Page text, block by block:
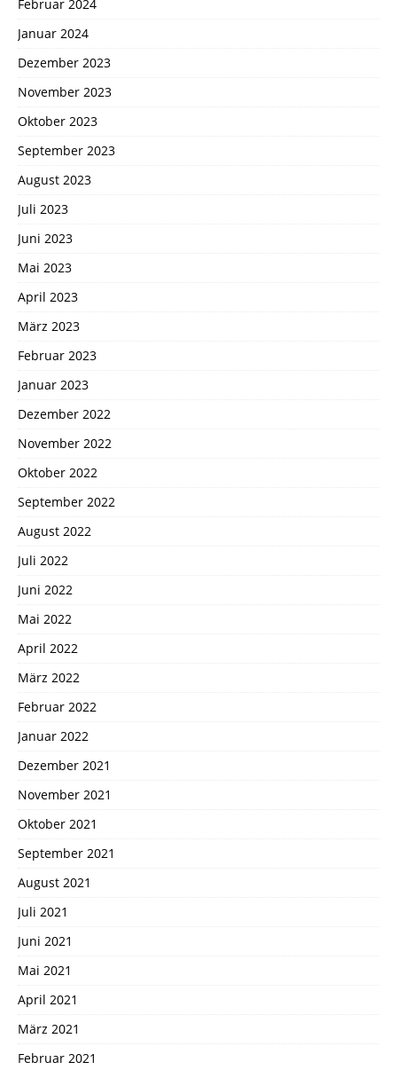
Februar 2024
Januar 2024
Dezember 2023
November 2023
Oktober 2023
September 2023
August 2023
Juli 2023
Juni 2023
Mai 2023
April 2023
März 2023
Februar 2023
Januar 2023
Dezember 2022
November 2022
Oktober 2022
September 2022
August 2022
Juli 2022
Juni 2022
Mai 2022
April 2022
März 2022
Februar 2022
Januar 2022
Dezember 2021
November 2021
Oktober 2021
September 2021
August 2021
Juli 2021
Juni 2021
Mai 2021
April 2021
März 2021
Februar 2021